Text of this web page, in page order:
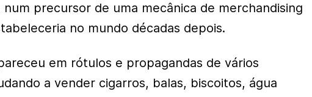
num precursor de uma mecânica de merchandising
no mundo décadas depois.
em rótulos e propagandas de vários
a vender cigarros, balas, biscoitos, água